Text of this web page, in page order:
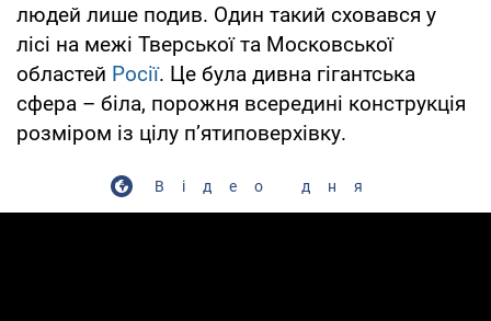
людей лише подив. Один такий сховався у
лісі на межі Тверської та Московської
областей Росії. Це була дивна гігантська
сфера – біла, порожня всередині конструкція
розміром із цілу п’ятиповерхівку.
Відео дня